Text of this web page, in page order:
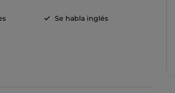
Se habla inglés